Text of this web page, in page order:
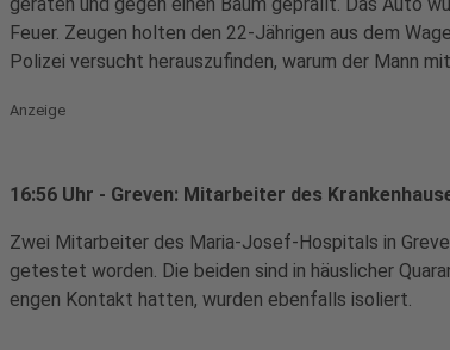
Feuer. Zeugen holten den 22-Jährigen aus dem
Polizei versucht herauszufinden, warum der Mann
Anzeige
16:56 Uhr - Greven: Mitarbeiter des
Zwei Mitarbeiter des Maria-Josef-Hospitals in
getestet worden. Die beiden sind in häuslicher
engen Kontakt hatten, wurden ebenfalls isoliert.